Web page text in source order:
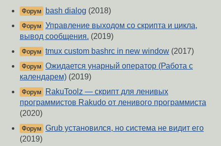
Форум bash dialog (2018)
Форум Управление выходом со скрипта и цикла,
вывод сообщения. (2019)
Форум tmux custom bashrc in new window (2017)
Форум Ожидается унарный оператор (Работа с
календарем) (2019)
Форум
RakuToolz — скрипт для ленивых
программистов Rakudo от ленивого программиста
(2020)
Форум Grub установился, но система не видит его
(2019)